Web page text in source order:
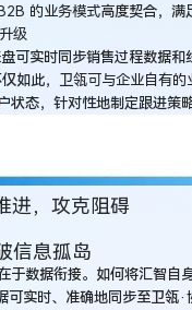
的业务模式高度契合，满
级
可实时同步销售过程数据
如此， 卫瓴可与企业自有
状态，针对性地制定跟进策
进，攻克阻碍
信息孤岛
于数据衔接。如何将汇智自
可实时、准确地同步至卫瓴